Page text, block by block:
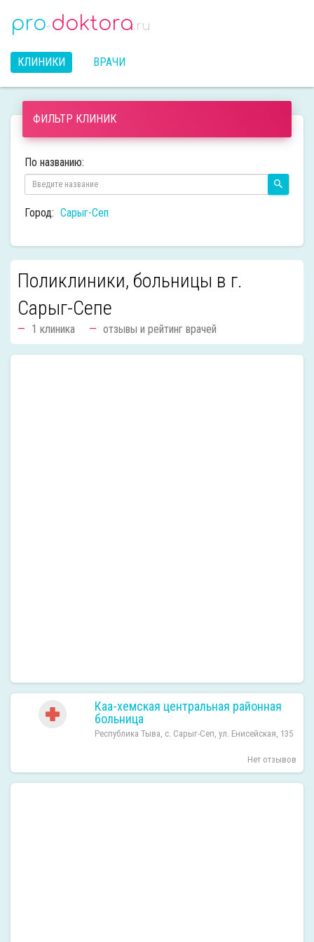
pro-doktora.ru
КЛИНИКИ ВРАЧИ
ФИЛЬТР КЛИНИК
По названию:
Город: Сарыг-Сеп
Поликлиники, больницы в г.
Сарыг-Сепе
1 клиника отзывы и рейтинг врачей
Каа-хемская центральная районная
больница
Республика Тыва, с. Сарыг-Сеп, ул. Енисейская, 135
Нет отзывов